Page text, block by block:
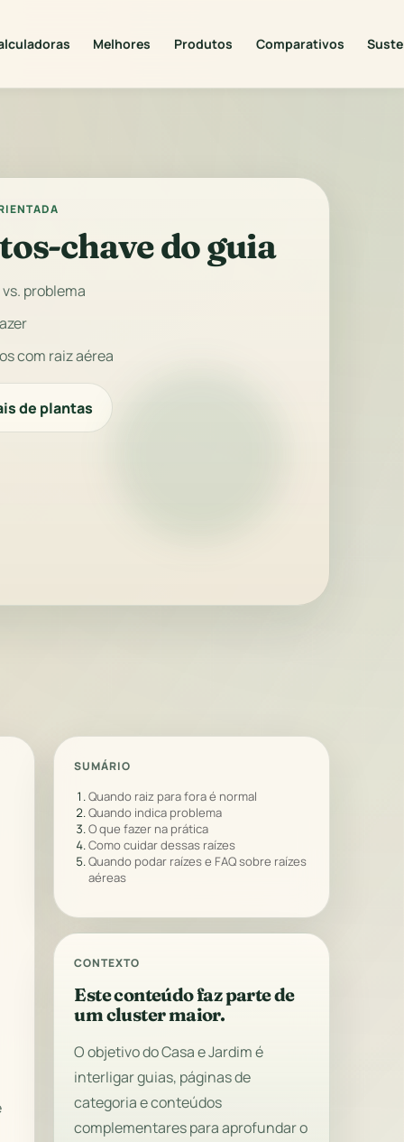
Melhores Produtos Comparativos
chave do guia
problema
com raiz aérea
de plantas
SUMÁRIO
Quando raiz para fora é normal
Quando indica problema
O que fazer na prática
Como cuidar dessas raízes
Quando podar raízes e FAQ sobre raízes
aéreas
CONTEXTO
Este conteúdo faz parte de
um cluster maior.
O objetivo do Casa e Jardim é
interligar guias, páginas de
categoria e conteúdos
complementares para aprofundar o